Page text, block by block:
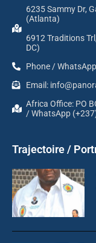
6235 Sammy Dr,
(Atlanta)
6912 Traditions
DC)
Phone /
Email:
Africa Office: PO
/ WhatsApp
Trajectoire /